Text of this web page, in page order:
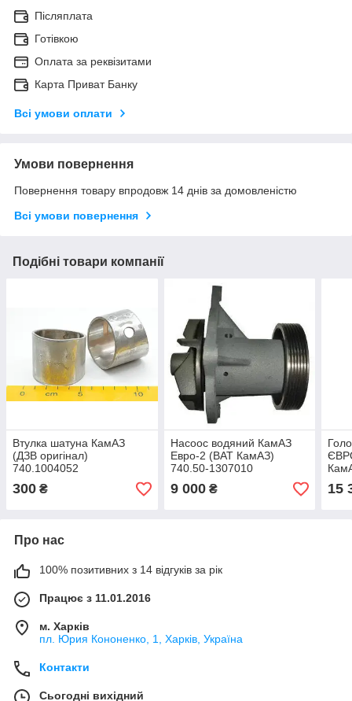
Післяплата
Готівкою
Оплата за реквізитами
Карта Приват Банку
Всі умови оплати
Умови повернення
Повернення товару впродовж 14 днів за домовленістю
Всі умови повернення
Подібні товари компанії
Втулка шатуна КамАЗ
(ДЗВ оригінал)
740.1004052
300 ₴
Насоос водяний КамАЗ
Евро-2 (ВАТ КамАЗ)
740.50-1307010
9 000₴ 15
Про нас
100% позитивних з 14 відгуків за рік
Працює з 11.01.2016
м. Харків
пл. Юрия Кононенко, 1, Харків, Україна
Контакти
Сьогодні вихідний